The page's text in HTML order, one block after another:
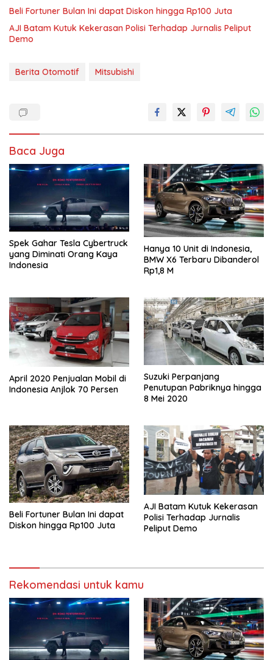
Beli Fortuner Bulan Ini dapat Diskon hingga Rp100 Juta
AJI Batam Kutuk Kekerasan Polisi Terhadap Jurnalis Peliput
Demo
Berita Otomotif Mitsubishi
Baca Juga
Spek Gahar Tesla Cybertruck
yang Diminati Orang Kaya
Indonesia
Hanya 10 Unit di Indonesia,
BMW X6 Terbaru Dibanderol
Rp1,8 M
April 2020 Penjualan Mobil di
Indonesia Anjlok 70 Persen
Suzuki Perpanjang
Penutupan Pabriknya hingga
8 Mei 2020
Beli Fortuner Bulan Ini dapat
Diskon hingga Rp100 Juta
AJI Batam Kutuk Kekerasan
Polisi Terhadap Jurnalis
Peliput Demo
Rekomendasi untuk kamu